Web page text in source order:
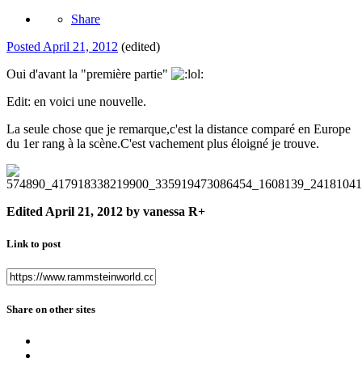
Share
PostedApril 21, 2012 (edited)
Oui d'avant la "première partie"
Edit: en voici une nouvelle.
La seule chose que je remarque,c'est la distance comparé en Europe
du 1er rang à la scène.C'est vachement plus éloigné je trouve.
EditedApril 21, 2012 by vanessa R+
Link to post
Share on other sites